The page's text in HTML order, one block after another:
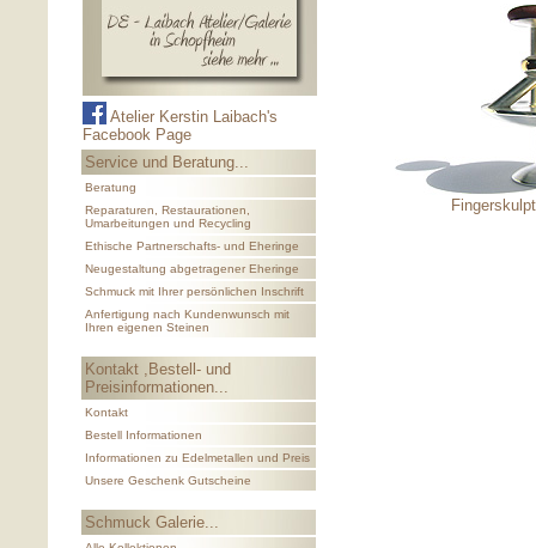
Atelier Kerstin Laibach's
Facebook Page
Service und Beratung...
Beratung
Reparaturen, Restaurationen,
Umarbeitungen und Recycling
Ethische Partnerschafts- und Eheringe
Neugestaltung abgetragener Eheringe
Schmuck mit Ihrer persönlichen Inschrift
Anfertigung nach Kundenwunsch mit
Ihren eigenen Steinen
Kontakt ,Bestell- und
Preisinformationen...
Kontakt
Bestell Informationen
Informationen zu Edelmetallen und Preis
Unsere Geschenk Gutscheine
Schmuck Galerie...